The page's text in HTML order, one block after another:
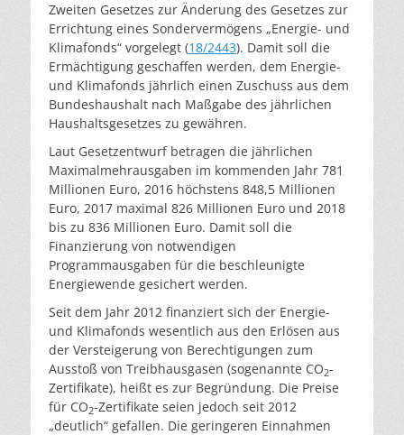
Zweiten Gesetzes zur Änderung des Gesetzes zur
Errichtung eines Sondervermögens „Energie- und
Klimafonds“ vorgelegt (18/2443). Damit soll die
Ermächtigung geschaffen werden, dem Energie-
und Klimafonds jährlich einen Zuschuss aus dem
Bundeshaushalt nach Maßgabe des jährlichen
Haushaltsgesetzes zu gewähren.
Laut Gesetzentwurf betragen die jährlichen
Maximalmehrausgaben im kommenden Jahr 781
Millionen Euro, 2016 höchstens 848,5 Millionen
Euro, 2017 maximal 826 Millionen Euro und 2018
bis zu 836 Millionen Euro. Damit soll die
Finanzierung von notwendigen
Programmausgaben für die beschleunigte
Energiewende gesichert werden.
Seit dem Jahr 2012 finanziert sich der Energie-
und Klimafonds wesentlich aus den Erlösen aus
der Versteigerung von Berechtigungen zum
Ausstoß von Treibhausgasen (sogenannte CO2-
Zertifikate), heißt es zur Begründung. Die Preise
für CO2-Zertifikate seien jedoch seit 2012
„deutlich“ gefallen. Die geringeren Einnahmen